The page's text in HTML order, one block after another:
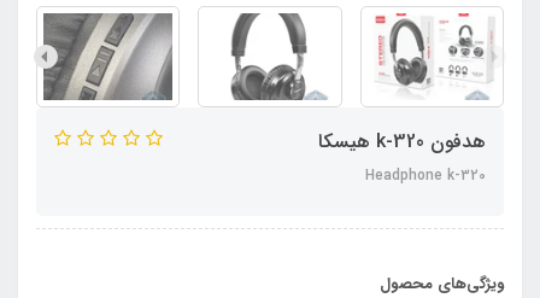
هدفون k-320 هیسکا
Headphone k-320
ویژگی‌های محصول